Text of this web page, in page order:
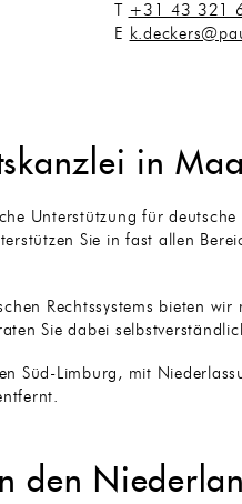
+31 43 321
E
in
Unterstützung für
Sie in fast allen
Rechtssystems bieten
Sie dabei
Süd-Limburg, mit
den